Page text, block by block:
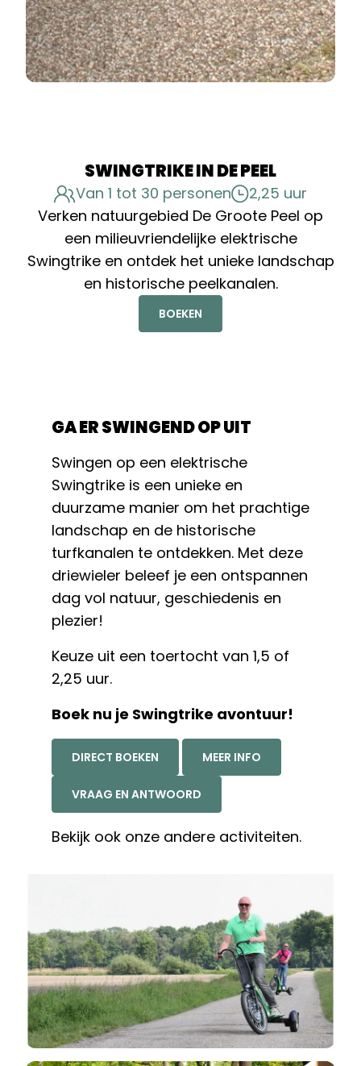
SWINGTRIKE IN DE PEEL
Van 1 tot 30 personen
2,25 uur
Verken natuurgebied De Groote Peel op
een milieuvriendelijke elektrische
Swingtrike en ontdek het unieke landschap
en historische peelkanalen.
BOEKEN
GA ER SWINGEND OP UIT
Swingen op een elektrische
Swingtrike is een unieke en
duurzame manier om het prachtige
landschap en de historische
turfkanalen te ontdekken. Met deze
driewieler beleef je een ontspannen
dag vol natuur, geschiedenis en
plezier!
Keuze uit een toertocht van 1,5 of
2,25 uur.
Boek nu je Swingtrike avontuur!
DIRECT BOEKEN MEER INFO
VRAAG EN ANTWOORD
Bekijk ook onze andere activiteiten.